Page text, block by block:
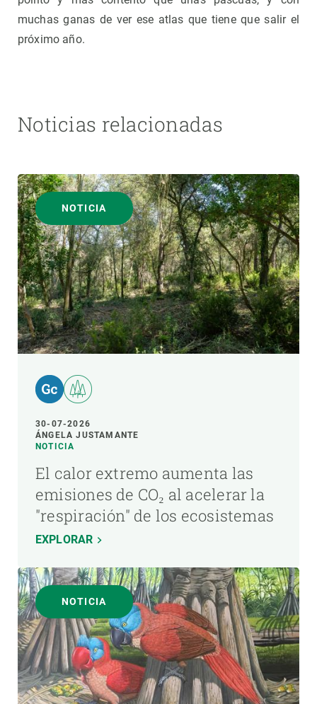
muchas ganas de ver ese atlas que tiene que salir el
próximo año.
Noticias relacionadas
NOTICIA
30-07-2026
ÁNGELA JUSTAMANTE
NOTICIA
El calor extremo aumenta las
emisiones de CO₂ al acelerar la
"respiración" de los ecosistemas
EXPLORAR
NOTICIA